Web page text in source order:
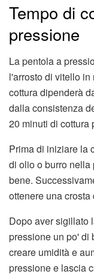
Tempo di
pressione
La pentola a
l'arrosto di vitello in
cottura dipenderà
dalla consistenza
20 minuti di cottura
Prima di iniziare la
di olio o burro
bene.
ottenere una
Dopo aver sigillato
pressione un po' di
creare umidità e
pressione e lascia